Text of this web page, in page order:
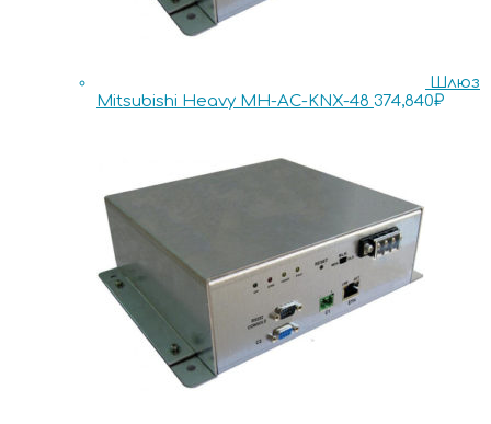
Шлюз
Mitsubishi Heavy MH-AC-KNX-48 374,840₽